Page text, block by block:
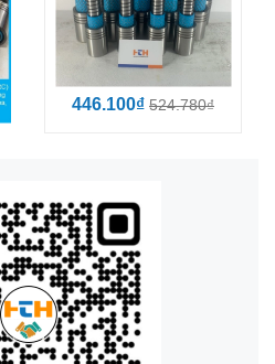
446.100₫ 524.780₫